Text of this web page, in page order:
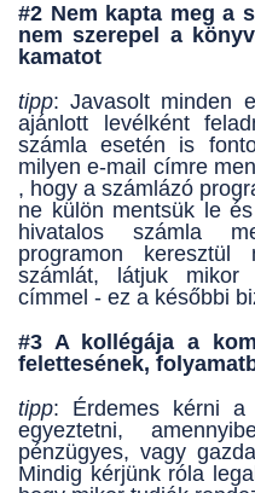
#2 Nem kapta meg a
nem szerepel a
kamatot
tipp: Javasolt minden
ajánlott levélként
számla esetén is
milyen e-mail címre
, hogy a számlázó
ne külön mentsük le
hivatalos számla
programon
számlát, látjuk
címmel - ez a későbbi
#3 A kollégája a
felettesének,
tipp: Érdemes kérni a
egyeztetni,
pénzügyes, vagy
Mindig kérjünk róla